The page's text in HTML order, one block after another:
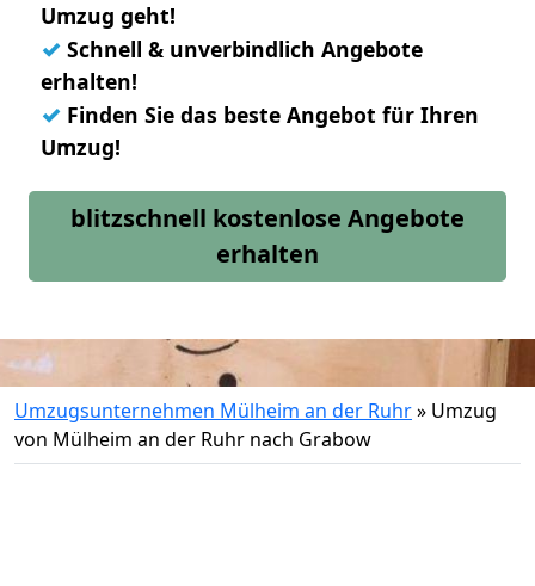
Umzug geht!
✓ Schnell & unverbindlich Angebote
erhalten!
✓ Finden Sie das beste Angebot für Ihren
Umzug!
blitzschnell kostenlose Angebote
erhalten
Umzugsunternehmen Mülheim an der Ruhr» Umzug
von Mülheim an der Ruhr nach Grabow